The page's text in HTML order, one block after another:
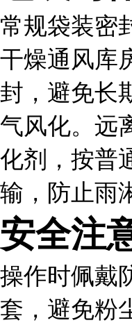
常规袋装密
干燥通风库
封，避免长
气风化。远
化剂，按普
输，防止雨
安全注
操作时佩戴
套，避免粉